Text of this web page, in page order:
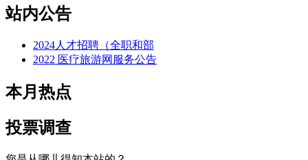
站内公告
2024人才招聘（全职和部
2022 医疗旅游网服务公告
本月热点
投票调查